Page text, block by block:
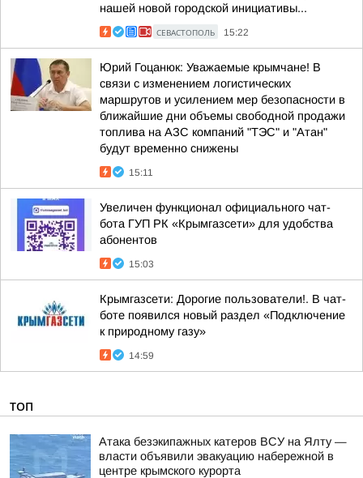
нашей новой городской инициативы...
СЕВАСТОПОЛЬ 15:22
Юрий Гоцанюк: Уважаемые крымчане! В
связи с изменением логистических
маршрутов и усилением мер безопасности в
ближайшие дни объемы свободной продажи
топлива на АЗС компаний "ТЭС" и "Атан"
будут временно снижены
15:11
Увеличен функционал официального чат-
бота ГУП РК «Крымгазсети» для удобства
абонентов
15:03
Крымгазсети: Дорогие пользователи!. В чат-
боте появился новый раздел «Подключение
к природному газу»
14:59
ТОП
Атака безэкипажных катеров ВСУ на Ялту —
власти объявили эвакуацию набережной в
центре крымского курорта